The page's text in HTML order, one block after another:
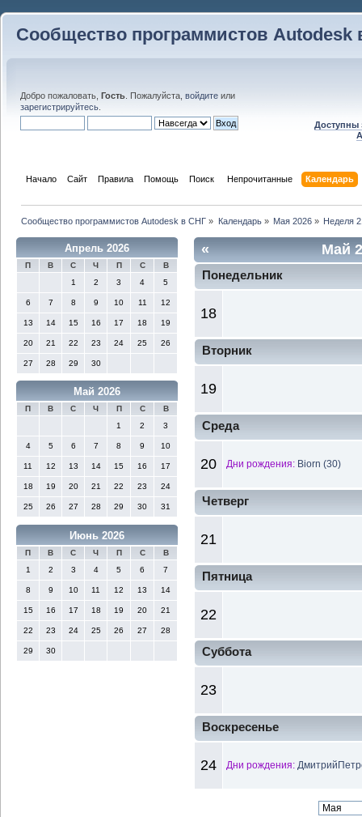
Сообщество программистов Autodesk
Добро пожаловать, Гость . Пожалуйста, войдите или
зарегистрируйтесь
Доступны
Начало Сайт Правила Помощь Поиск Непрочитанные Календарь
Сообщество программистов Autodesk в СНГ » Календарь» Мая 2026» Неделя
Апрель 2026
П В С Ч П С
В
1
2 3 4 5
6 7 8 9 10 11 12
13 14 15 16 17 18 19
20 21 22 23 24 25 26
27 28 29 30
Май 2026
П В С Ч П С
В
1
2 3
4 5 6 7 8 9 10
11 12 13 14 15 16 17
18 19 20 21 22 23 24
25 26 27 28 29 30 31
Июнь 2026
П В С Ч П С
В
1
2 3 4 5 6 7
8 9 10 11 12 13 14
15 16 17 18 19 20 21
22 23 24 25 26 27 28
29 30
« Май
Понедельник
18
Вторник
19
Среда
20 Дни рождения: Biorn (30)
Четверг
21
Пятница
22
Суббота
23
Воскресенье
24 Дни рождения: